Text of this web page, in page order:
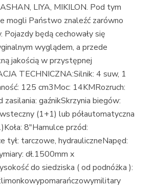
LIYA, MIKILON. Pod tym
mogli Państwo znaleźć zarówno
Pojazdy będą cechowały się
wyglądem, a przede
jakością w przystępnej
TECHNICZNA:Silnik: 4 suw, 1
125 cm3Moc: 14KMRozruch:
zasilania: gaźnikSkrzynia biegów:
(1+1) lub półautomatyczna
8″Hamulce przód:
tył: tarczowe, hydrauliczneNapęd:
dł.1500mm x
do siedziska ( od podnóżka ):